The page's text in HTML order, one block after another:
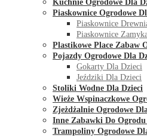
Kuchnie Ogrodowe Dla
Piaskownice Ogrodowe
Piaskownice
Piaskownice
Plastikowe Place Zabaw
Pojazdy Ogrodowe Dla
Gokarty Dla Dzieci
Jeździki Dla Dzieci
Stoliki Wodne Dla Dzieci
Wieże Wspinaczkowe
Zjeżdżalnie Ogrodowe
Inne Zabawki Do
Trampoliny Ogrodowe